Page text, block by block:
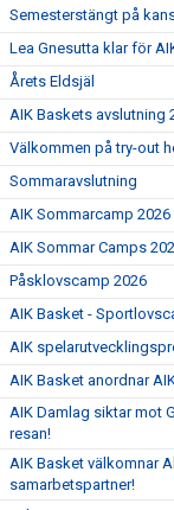
Semesterstängt på
Lea Gnesutta klar för
Årets Eldsjäl
AIK Baskets avslutning
Välkommen på try-out
Sommaravslutning
AIK Sommarcamp 2026
AIK Sommar Camps
Påsklovscamp 2026
AIK Basket -
AIK
AIK Basket anordnar
AIK Damlag siktar mot
resan!
AIK Basket välkomnar
samarbetspartner!